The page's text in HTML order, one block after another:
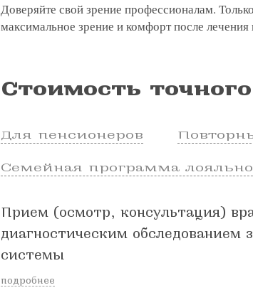
Доверяйте свой зрение профессионалам.
максимальное зрение и комфорт после
Стоимость
Для пенсионеров
Семейная программа
Прием (осмотр, консультация)
диагностическим обследованием
системы
подробнее